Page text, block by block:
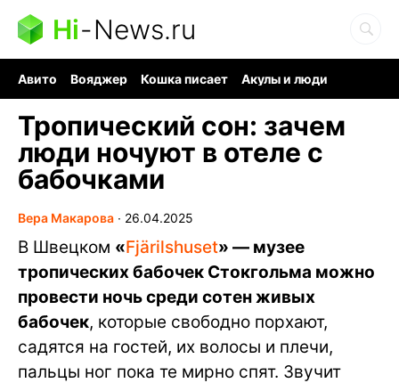
Hi-News.ru
Авито Вояджер Кошка писает
Акулы и люди
Тропический сон: зачем
люди ночуют в отеле с
бабочками
Вера Макарова ∙ 26.04.2025
В Швецком «Fjärilshuset» — музее
тропических бабочек Стокгольма можно
провести ночь среди сотен живых
бабочек, которые свободно порхают,
садятся на гостей, их волосы и плечи,
пальцы ног пока те мирно спят. Звучит